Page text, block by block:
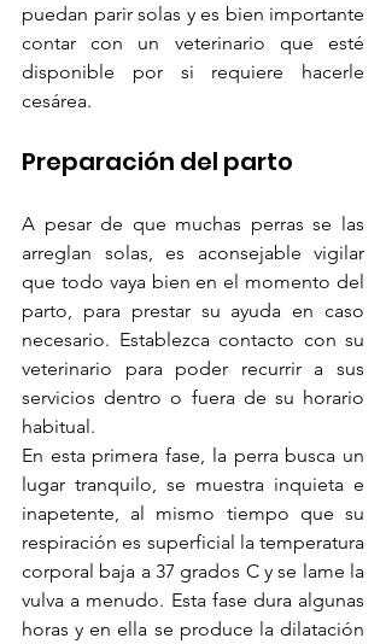
puedan parir solas y es bien importante
contar con un veterinario que esté
disponible por si requiere hacerle
cesárea.
Preparación del parto
A pesar de que muchas perras se las
arreglan solas, es aconsejable vigilar
que todo vaya bien en el momento del
parto, para prestar su ayuda en caso
necesario. Establezca contacto con su
veterinario para poder recurrir a sus
servicios dentro o fuera de su horario
habitual.
En esta primera fase, la perra busca un
lugar tranquilo, se muestra inquieta e
inapetente, al mismo tiempo que su
respiración es superficial la temperatura
corporal baja a 37 grados C y se lame la
vulva a menudo. Esta fase dura algunas
horas y en ella se produce la dilatación